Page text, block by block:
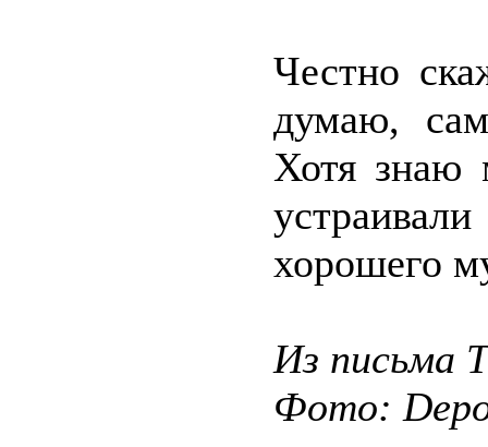
Честно
думаю,
Хотя знаю
хорошего
Из письма
Фото: